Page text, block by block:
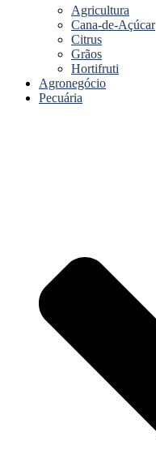
Agricultura
Cana-de-Açúcar
Citrus
Grãos
Hortifruti
Agronegócio
Pecuária